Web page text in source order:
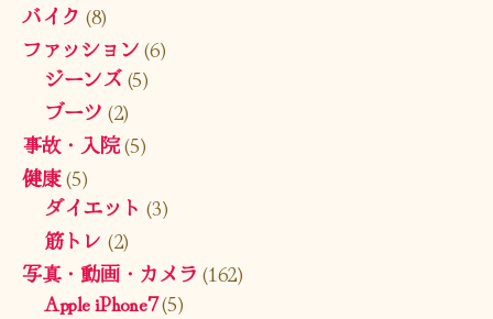
バイク (8)
ファッション(6)
ジーンズ(5)
ブーツ (2)
事故・入院(5)
健康(5)
ダイエット (3)
筋トレ (2)
写真・動画・カメラ (162)
Apple iPhone7(5)